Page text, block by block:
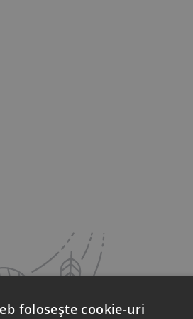
folosește cookie-uri